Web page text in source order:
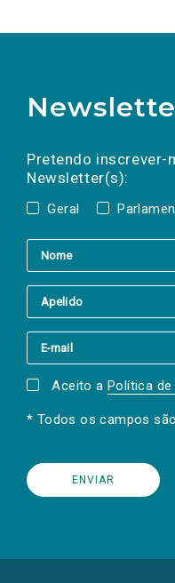
Pretendo inscrever-
Newsletter(s):
Geral
a(s) newsletter(s).
mail
Aceito a Política
* Todos os campos